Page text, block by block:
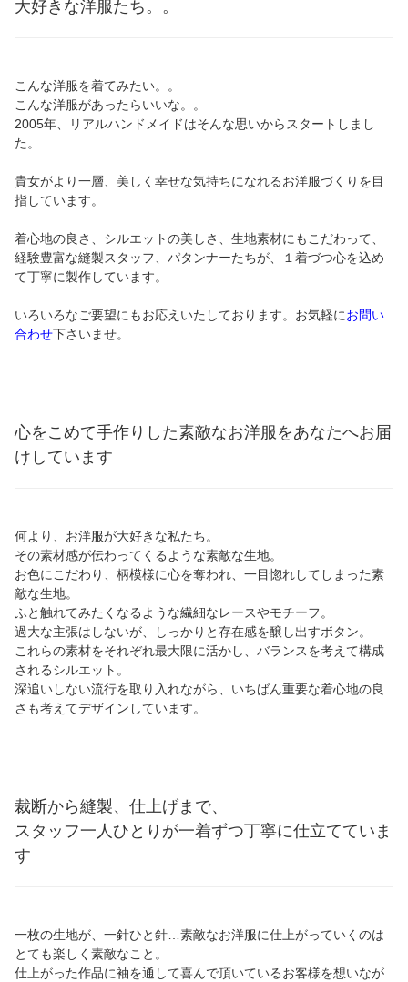
大好きな洋服たち。。
こんな洋服を着てみたい。。
こんな洋服があったらいいな。。
2005年、リアルハンドメイドはそんな思いからスタートしまし
た。
貴女がより一層、美しく幸せな気持ちになれるお洋服づくりを目
指しています。
着心地の良さ、シルエットの美しさ、生地素材にもこだわって、
経験豊富な縫製スタッフ、パタンナーたちが、１着づつ心を込め
て丁寧に製作しています。
いろいろなご要望にもお応えいたしております。お気軽にお問い
合わせ下さいませ。
心をこめて手作りした素敵なお洋服をあなたへお届
けしています
何より、お洋服が大好きな私たち。
その素材感が伝わってくるような素敵な生地。
お色にこだわり、柄模様に心を奪われ、一目惚れしてしまった素
敵な生地。
ふと触れてみたくなるような繊細なレースやモチーフ。
過大な主張はしないが、しっかりと存在感を醸し出すボタン。
これらの素材をそれぞれ最大限に活かし、バランスを考えて構成
されるシルエット。
深追いしない流行を取り入れながら、いちばん重要な着心地の良
さも考えてデザインしています。
裁断から縫製、仕上げまで、
スタッフ一人ひとりが一着ずつ丁寧に仕立てていま
す
一枚の生地が、一針ひと針…素敵なお洋服に仕上がっていくのは
とても楽しく素敵なこと。
仕上がった作品に袖を通して喜んで頂いているお客様を想いなが